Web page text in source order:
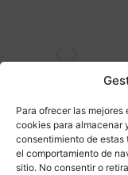
Para ofrecer las
cookies para almacenar
consentimiento de estas
el comportamiento de
sitio. No consentir o